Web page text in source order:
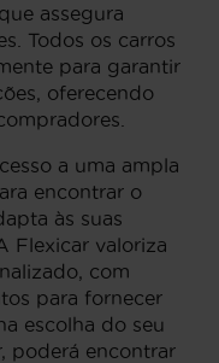
assegura
Todos os carros
para garantir
oferecendo
a uma ampla
encontrar o
às suas
Flexicar valoriza
com
para fornecer
escolha do seu
poderá encontrar